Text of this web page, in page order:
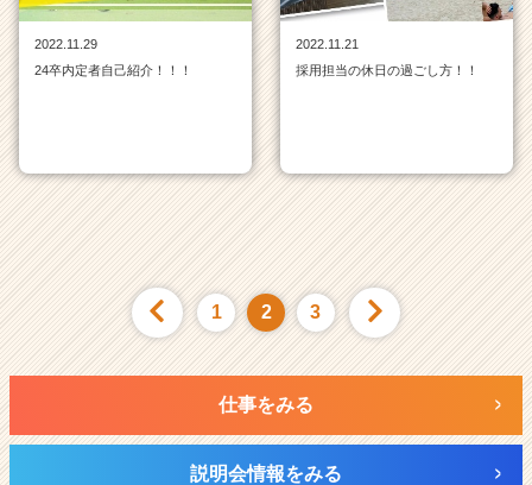
2022.11.29
24卒内定者自己紹介！！！
2022.11.21
採用担当の休日の過ごし方！！
1 2 3
仕事をみる
説明会情報をみる